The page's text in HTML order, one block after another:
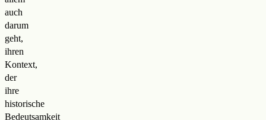
auch
darum
geht,
ihren
Kontext,
der
ihre
historische
Bedeutsamkeit